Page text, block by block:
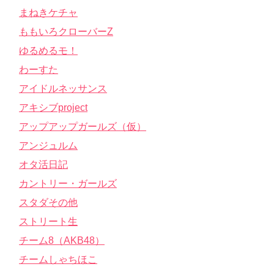
まねきケチャ
ももいろクローバーZ
ゆるめるモ！
わーすた
アイドルネッサンス
アキシブproject
アップアップガールズ（仮）
アンジュルム
オタ活日記
カントリー・ガールズ
スタダその他
ストリート生
チーム8（AKB48）
チームしゃちほこ